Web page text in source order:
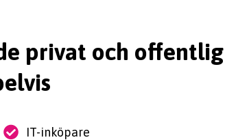
privat och
IT-inköpare